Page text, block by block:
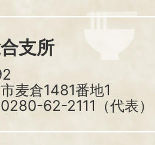
支所
麦倉1481番地1
62-2111（代表）